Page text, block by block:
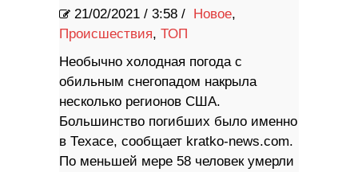
21/02/2021 / 3:58 / Новое,
Происшествия, ТОП
Необычно холодная погода с
обильным снегопадом накрыла
несколько регионов США.
Большинство погибших было именно
в Техасе, сообщает kratko-news.com.
По меньшей мере 58 человек умерли